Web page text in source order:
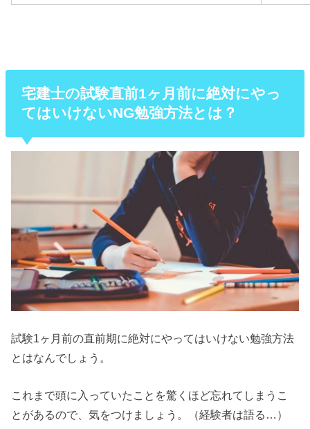
宅建士の試験直前1ヶ月前に絶対にやっ
てはいけないNG勉強方法とは？
試験1ヶ月前の直前期に絶対にやってはいけない勉強方法
とはなんでしょう。
これまで頭に入っていたことを驚くほど忘れてしまうこ
とがあるので、気をつけましょう。（経験者は語る…）